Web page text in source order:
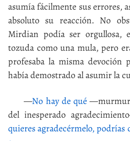
asumía fácilmente sus errores,
absoluto su reacción. No
Mirdian podía ser orgullosa,
tozuda como una mula, pero
profesaba la misma devoción
había demostrado al asumir la
—No hay de qué
del inesperado
quieres agradecérmelo, podrías